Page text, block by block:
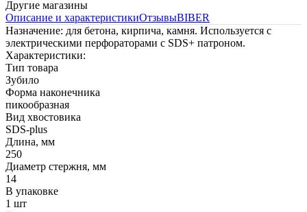
Другие магазины
Описание и характеристикиОтзывыBIBER
Назначение: для бетона, кирпича, камня. Используется с
электрическими перфораторами с SDS+ патроном.
Характеристики:
Тип товара
Зубило
Форма наконечника
пикообразная
Вид хвостовика
SDS-plus
Длина, мм
250
Диаметр стержня, мм
14
В упаковке
1 шт